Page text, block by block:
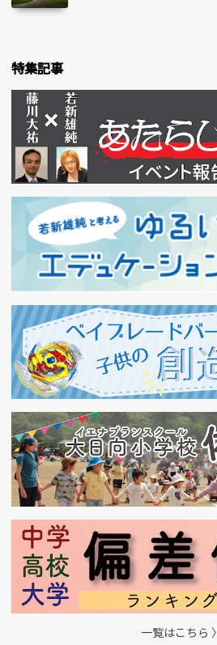
特集記事
一覧はこちら 〉